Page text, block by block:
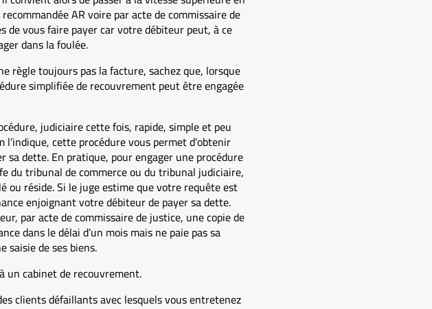
AR voire par acte de commissaire de
de vous faire payer car votre débiteur peut, à ce
dans la foulée.
règle toujours pas la facture, sachez que, lorsque
simplifiée de recouvrement peut être engagée
judiciaire cette fois, rapide, simple et peu
cette procédure vous permet d’obtenir
dette. En pratique, pour engager une procédure
du tribunal de commerce ou du tribunal judiciaire,
réside. Si le juge estime que votre requête est
enjoignant votre débiteur de payer sa dette.
par acte de commissaire de justice, une copie de
dans le délai d’un mois mais ne paie pas sa
de ses biens.
un cabinet de recouvrement.
clients défaillants avec lesquels vous entretenez